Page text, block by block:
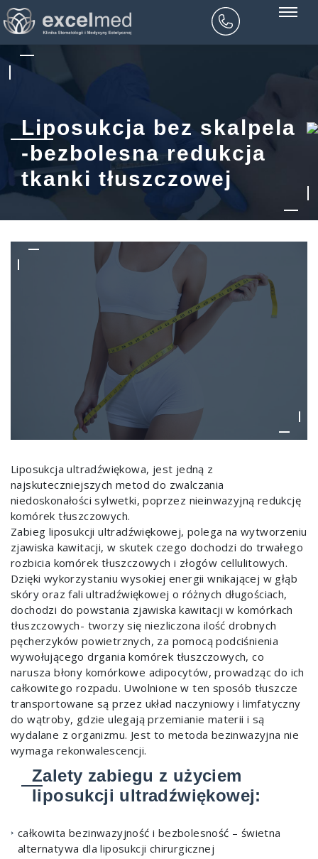
Liposukcja bez skalpela
-bezbolesna redukcja
tkanki tłuszczowej
Liposukcja ultradźwiękowa, jest jedną z
najskuteczniejszych metod do zwalczania
niedoskonałości sylwetki, poprzez nieinwazyjną redukcję
komórek tłuszczowych.
Zabieg liposukcji ultradźwiękowej, polega na wytworzeniu
zjawiska kawitacji, w skutek czego dochodzi do trwałego
rozbicia komórek tłuszczowych i złogów cellulitowych.
Dzięki wykorzystaniu wysokiej energii wnikającej w głąb
skóry oraz fali ultradźwiękowej o różnych długościach,
dochodzi do powstania zjawiska kawitacji w komórkach
tłuszczowych- tworzy się niezliczona ilość drobnych
pęcherzyków powietrznych, za pomocą podciśnienia
wywołującego drgania komórek tłuszczowych, co
narusza błony komórkowe adipocytów, prowadząc do ich
całkowitego rozpadu. Uwolnione w ten sposób tłuszcze
transportowane są przez układ naczyniowy i limfatyczny
do wątroby, gdzie ulegają przemianie materii i są
wydalane z organizmu. Jest to metoda bezinwazyjna nie
wymaga rekonwalescencji.
Zalety zabiegu z użyciem
liposukcji ultradźwiękowej:
całkowita bezinwazyjność i bezbolesność – świetna
alternatywa dla liposukcji chirurgicznej